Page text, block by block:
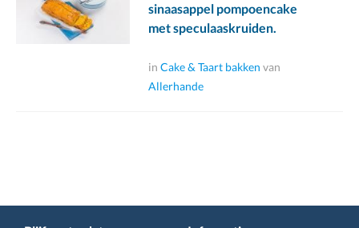
sinaasappel pompoencake
met speculaaskruiden.
in Cake & Taart bakken van
Allerhande